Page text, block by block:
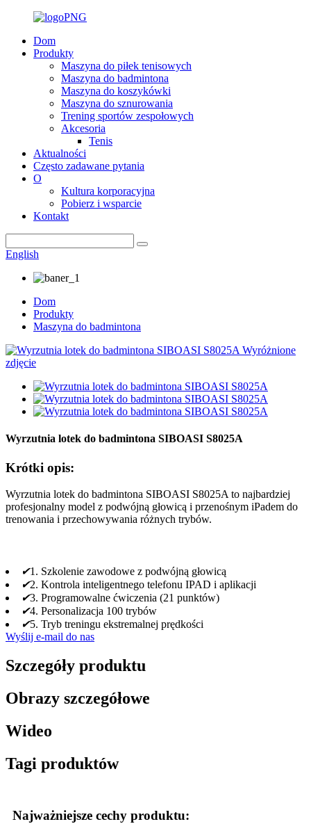
Dom
Produkty
Maszyna do piłek tenisowych
Maszyna do badmintona
Maszyna do koszykówki
Maszyna do sznurowania
Trening sportów zespołowych
Akcesoria
Tenis
Aktualności
Często zadawane pytania
O
Kultura korporacyjna
Pobierz i wsparcie
Kontakt
English
Dom
Produkty
Maszyna do badmintona
Wyrzutnia lotek do badmintona SIBOASI S8025A
Krótki opis:
Wyrzutnia lotek do badmintona SIBOASI S8025A to najbardziej
profesjonalny model z podwójną głowicą i przenośnym iPadem do
trenowania i przechowywania różnych trybów.
✔1. Szkolenie zawodowe z podwójną głowicą
✔2. Kontrola inteligentnego telefonu IPAD i aplikacji
✔3. Programowalne ćwiczenia (21 punktów)
✔4. Personalizacja 100 trybów
✔5. Tryb treningu ekstremalnej prędkości
Wyślij e-mail do nas
Szczegóły produktu
Obrazy szczegółowe
Wideo
Tagi produktów
Najważniejsze cechy produktu: